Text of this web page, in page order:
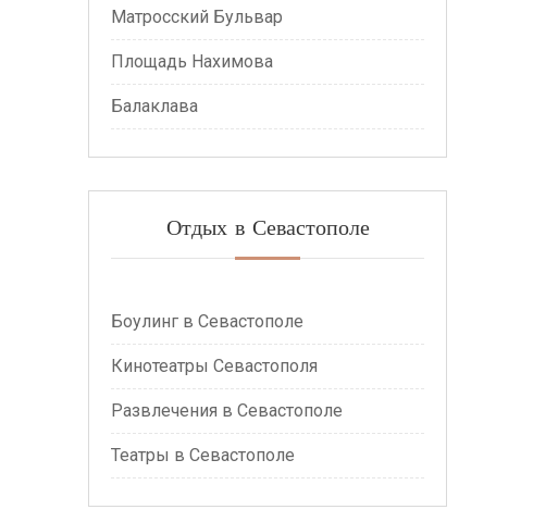
Матросский Бульвар
Площадь Нахимова
Балаклава
Отдых в Севастополе
Боулинг в Севастополе
Кинотеатры Севастополя
Развлечения в Севастополе
Театры в Севастополе